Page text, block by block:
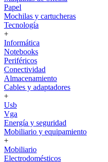
Papel
Mochilas y cartucheras
Tecnología
+
Informática
Notebooks
Periféricos
Conectividad
Almacenamiento
Cables y adaptadores
+
Usb
Vga
Energía y seguridad
Mobiliario y equipamiento
+
Mobiliario
Electrodomésticos